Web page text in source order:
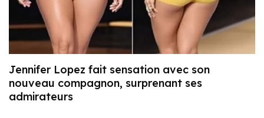
Jennifer Lopez fait sensation avec son
nouveau compagnon, surprenant ses
admirateurs